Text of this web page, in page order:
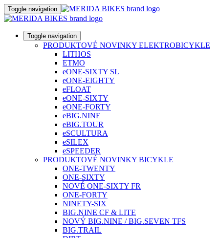
Toggle navigation
Toggle navigation
PRODUKTOVÉ NOVINKY ELEKTROBICYKLE
LITHOS
ETMO
eONE-SIXTY SL
eONE-EIGHTY
eFLOAT
eONE-SIXTY
eONE-FORTY
eBIG.NINE
eBIG.TOUR
eSCULTURA
eSILEX
eSPEEDER
PRODUKTOVÉ NOVINKY BICYKLE
ONE-TWENTY
ONE-SIXTY
NOVÉ ONE-SIXTY FR
ONE-FORTY
NINETY-SIX
BIG.NINE CF & LITE
NOVÝ BIG.NINE / BIG.SEVEN TFS
BIG.TRAIL